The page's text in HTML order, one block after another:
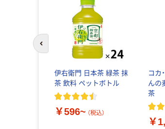
伊右衛門 日本茶 緑茶 抹
茶 飲料 ペットボトル
￥596~ （税込）
コカ
んの
茶
￥
前のスライドへ